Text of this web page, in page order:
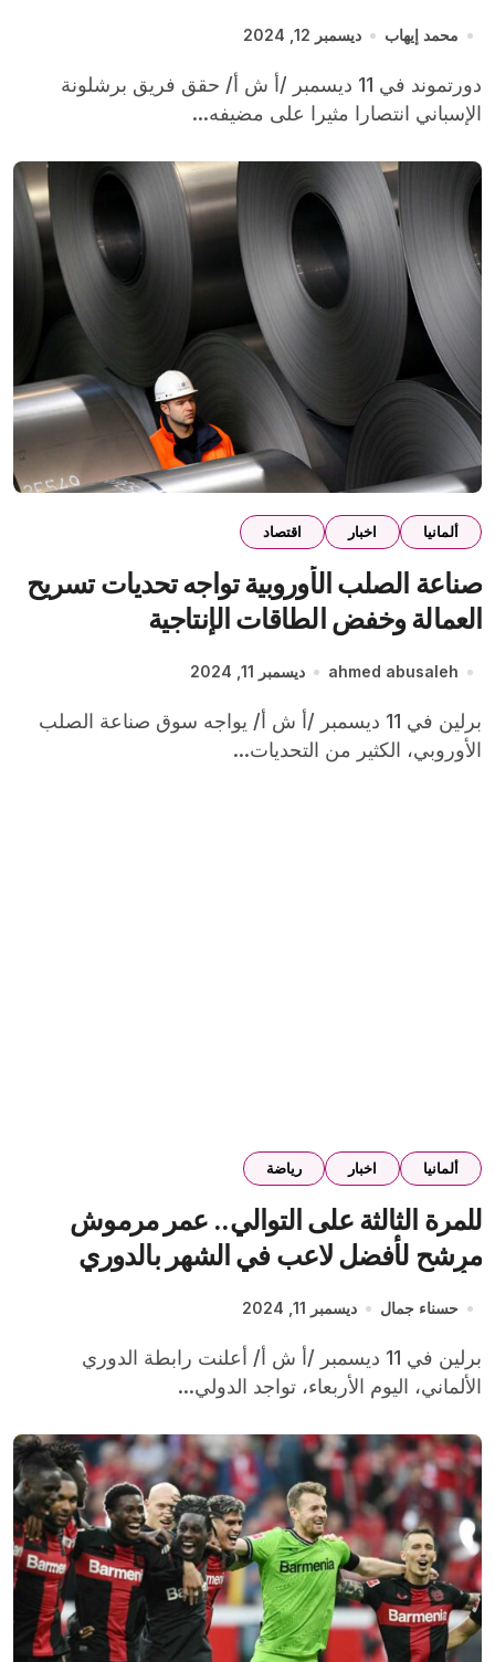
محمد إيهاب ديسمبر 12, 2024
دورتموند في 11 ديسمبر /أ ش أ/ حقق فريق برشلونة
الإسباني انتصارا مثيرا على مضيفه...
ألمانيا اخبار اقتصاد
صناعة الصلب الأوروبية تواجه تحديات تسريح
العمالة وخفض الطاقات الإنتاجية
ahmed abusaleh ديسمبر 11, 2024
برلين في 11 ديسمبر /أ ش أ/ يواجه سوق صناعة الصلب
الأوروبي، الكثير من التحديات...
ألمانيا اخبار رياضة
للمرة الثالثة على التوالي.. عمر مرموش
مرشح لأفضل لاعب في الشهر بالدوري
حسناء جمال ديسمبر 11, 2024
برلين في 11 ديسمبر /أ ش أ/ أعلنت رابطة الدوري
الألماني، اليوم الأربعاء، تواجد الدولي...